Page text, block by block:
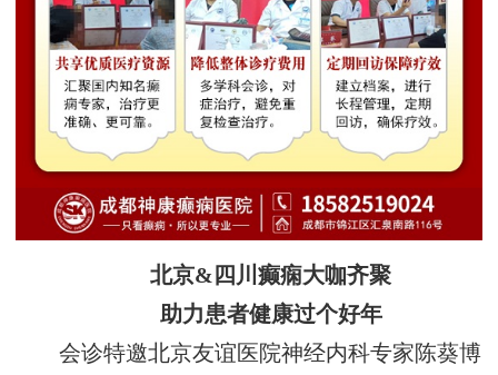
北京&四川癫痫大咖齐聚
助力患者健康过个好年
会诊特邀北京友谊医院神经内科专家陈葵博